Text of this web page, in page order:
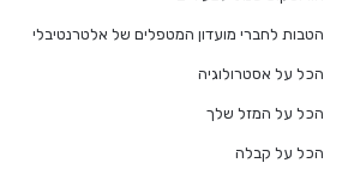
הטבות לחברי מועדון המטפלים של אלטרנטיבלי
הכל על אסטרולוגיה
הכל על המזל שלך
הכל על קבלה